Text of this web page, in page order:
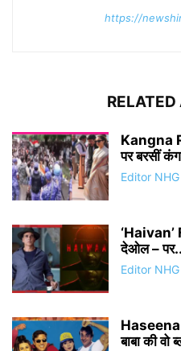
https://
Kangna
पर बरसीं
Editor NHG
‘Haivan’
देओल –
Editor NHG
Haseena
बाबा की